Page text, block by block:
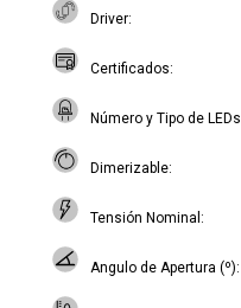
Driver
Certificados
Número y Tipo de LEDs
Dimerizable
Tensión Nominal
Angulo de Apertura (º)